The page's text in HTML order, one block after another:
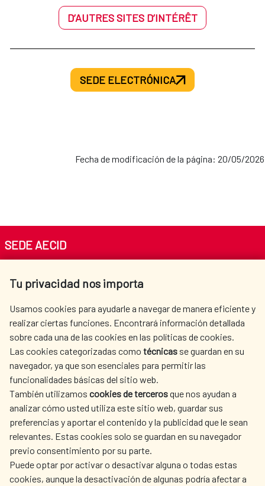
D’AUTRES SITES D’INTÉRÊT
SEDE ELECTRÓNICA
Fecha de modificación de la página: 20/05/2026
Tu privacidad nos importa
Usamos cookies para ayudarle a navegar de manera eficiente y
realizar ciertas funciones. Encontrará información detallada
sobre cada una de las cookies en las políticas de cookies.
Las cookies categorizadas como técnicas se guardan en su
navegador, ya que son esenciales para permitir las
funcionalidades básicas del sitio web.
También utilizamos cookies de tercerosque nos ayudan a
analizar cómo usted utiliza este sitio web, guardar sus
preferencias y aportar el contenido y la publicidad que le sean
relevantes. Estas cookies solo se guardan en su navegador
previo consentimiento por su parte.
Puede optar por activar o desactivar alguna o todas estas
cookies, aunque la desactivación de algunas podría afectar a
SEDE AECID
Tel. +34 900 20 30 54​​​​​​​
AECID
OÙ NOUS COOPÉRONS
L'ACTION HUMANITAIRE
ESPAGNOLE
SALLE DE PRESSE
CULTURE ET SCIENCE BIBLIOTHÈQUE
NOS RÉSEAUX SOCIAUX